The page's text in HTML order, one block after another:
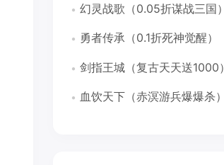
幻灵战歌（0.05折谋战三国）
勇者传承（0.1折死神觉醒）
剑指王城（复古天天送1000）
血饮天下（赤溟游兵爆爆杀）